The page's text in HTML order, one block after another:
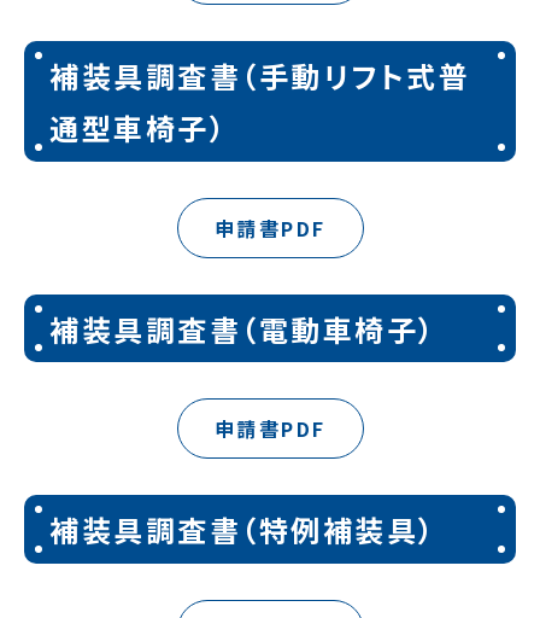
補装具調査書（手動リフト式普
通型車椅子）
申請書PDF
補装具調査書（電動車椅子）
申請書PDF
補装具調査書（特例補装具）